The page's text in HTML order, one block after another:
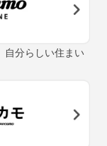
自分らしい住まい